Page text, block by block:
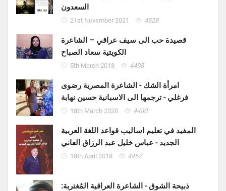
السعدون
21st November 2021 4528
قصيدة حب الى سيف عراقي – الشاعرة
الكويتية سعاد الصباح
5th March 2018 4498
امرأة الشك - الشاعرة المصرية رضوى
فرغلي - ترجمها الى الاسبانية حسين نهابة
18th March 2020 4480
المفيد في تعليم اساليب قواعد اللغة العربية
الجديد - عباس خليل عبد الرزاق العاني
18th April 2018 4457
ذبيحة الشوق - الشاعرة العراقية المُغتربة: